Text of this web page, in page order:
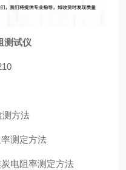
测试仪
测方法
测定方法
电阻率测定方法